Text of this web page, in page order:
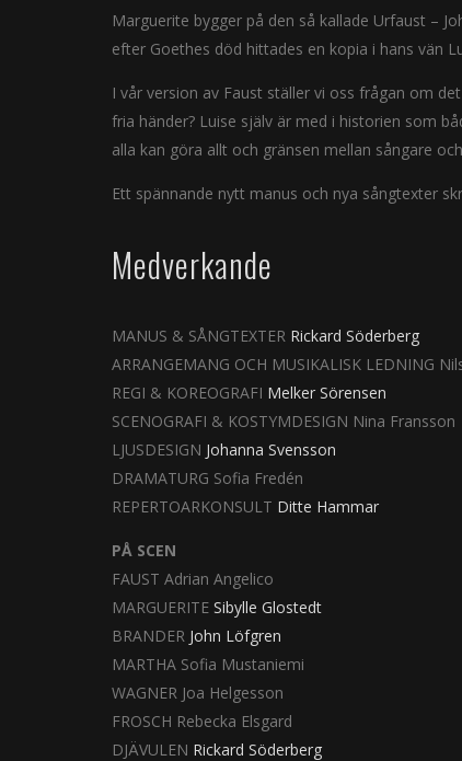
Marguerite bygger på den så kallade Urfaust –
efter Goethes död hittades en kopia i hans vän
I vår version av Faust ställer vi oss frågan om
fria händer? Luise själv är med i historien som
alla kan göra allt och gränsen mellan sångare
Ett spännande nytt manus och nya sångtexter
Medverkande
MANUS & SÅNGTEXTER Rickard Söderberg
ARRANGEMANG OCH MUSIKALISK LEDNING
REGI & KOREOGRAFI Melker Sörensen
SCENOGRAFI & KOSTYMDESIGN Nina Fransson
LJUSDESIGN Johanna Svensson
DRAMATURG Sofia Fredén
REPERTOARKONSULT Ditte Hammar
PÅ SCEN
FAUST Adrian Angelico
MARGUERITE Sibylle Glostedt
BRANDER John Löfgren
MARTHA Sofia Mustaniemi
WAGNER Joa Helgesson
FROSCH Rebecka Elsgard
DJÄVULEN Rickard Söderberg